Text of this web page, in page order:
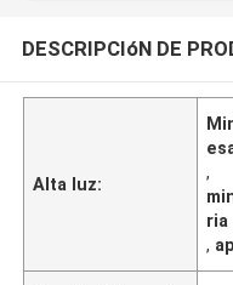
DESCRIPCIóN DE
Alta luz:
,
ria
,